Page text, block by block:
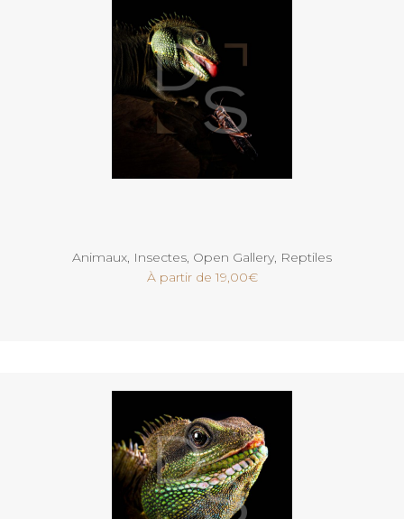
Animaux, Insectes, Open Gallery, Reptiles
À partir de19,00€